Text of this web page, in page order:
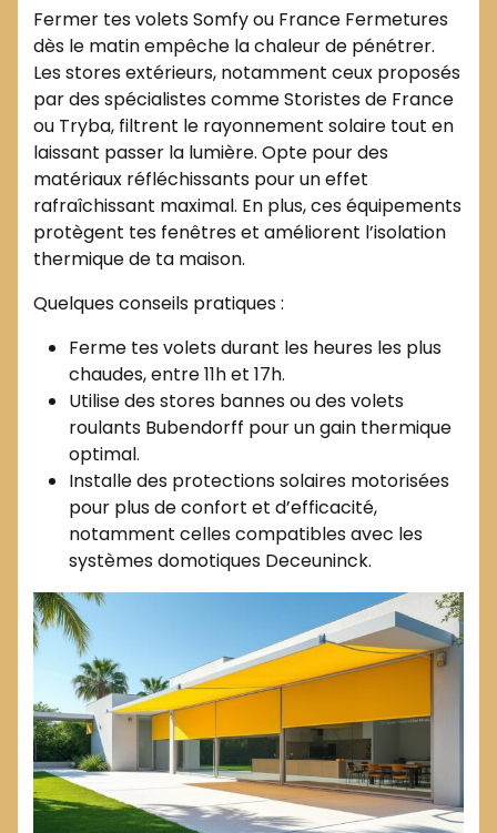
Fermer tes volets Somfy ou France Fermetures
dès le matin empêche la chaleur de pénétrer.
Les stores extérieurs, notamment ceux proposés
par des spécialistes comme Storistes de France
ou Tryba, filtrent le rayonnement solaire tout en
laissant passer la lumière. Opte pour des
matériaux réfléchissants pour un effet
rafraîchissant maximal. En plus, ces équipements
protègent tes fenêtres et améliorent l’isolation
thermique de ta maison.
Quelques conseils pratiques :
Ferme tes volets durant les heures les plus
chaudes, entre 11h et 17h.
Utilise des stores bannes ou des volets
roulants Bubendorff pour un gain thermique
optimal.
Installe des protections solaires motorisées
pour plus de confort et d’efficacité,
notamment celles compatibles avec les
systèmes domotiques Deceuninck.